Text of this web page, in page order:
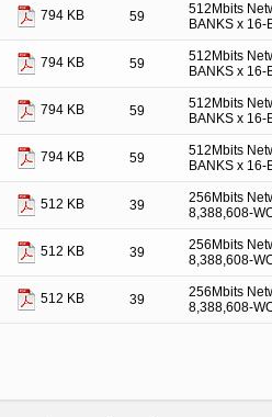
794 KB 59
512Mbits
BANKS x 16-
794 KB 59
512Mbits
BANKS x 16-
794 KB 59
512Mbits
BANKS x 16-
794 KB 59
512Mbits
BANKS x 16-
512 KB 39
256Mbits
8,388,608-
512 KB 39
256Mbits
8,388,608-
512 KB 39
256Mbits
8,388,608-